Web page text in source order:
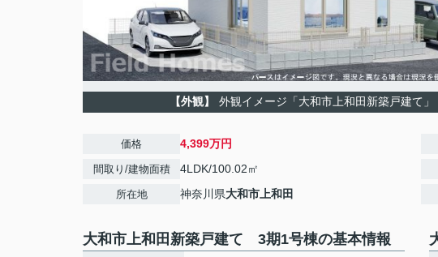
【外観】 外観イメージ「大和市上和田新築戸建て」
価格 4,399万円
間取り/建物面積 4LDK/100.02㎡
所在地 神奈川県大和市 上和田
大和市上和田新築戸建て 3期1号棟の基本情報